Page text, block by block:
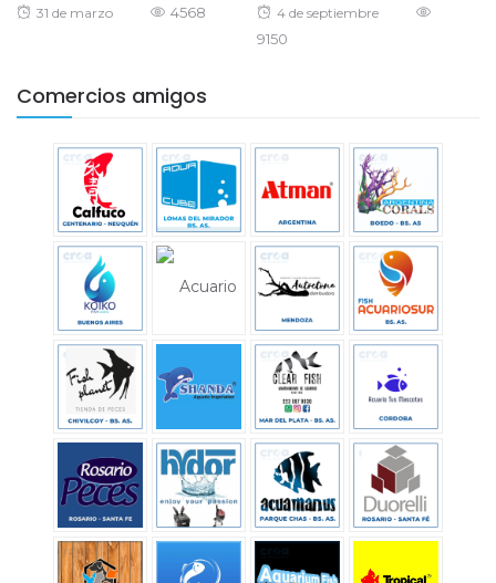
Posted
31 de marzo 4568
Posted
on
4 de septiembre
9150
Comercios amigos